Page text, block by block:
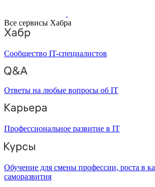
Все сервисы Хабра
Сообщество IT-специалистов
Ответы на любые вопросы об IT
Профессиональное развитие в IT
Обучение для смены профессии, роста в
саморазвития